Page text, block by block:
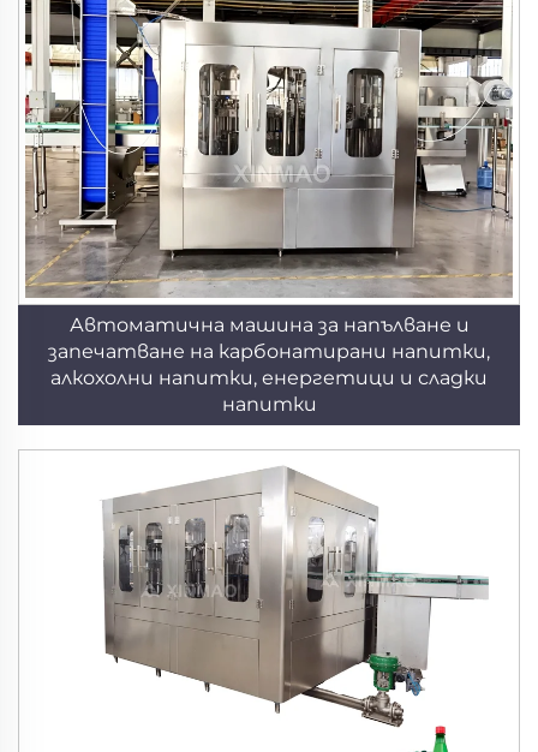
Автоматична машина за напълване и
запечатване на карбонатирани напитки,
алкохолни напитки, енергетици и сладки
напитки